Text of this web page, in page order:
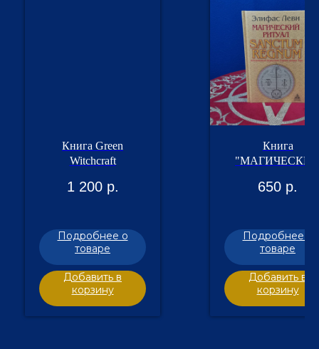
Книга Green
Witchcraft
1 200 р.
Подробнее о
товаре
Добавить в
корзину
Книга
650 р.
Подробнее о
товаре
Добавить в
корзину